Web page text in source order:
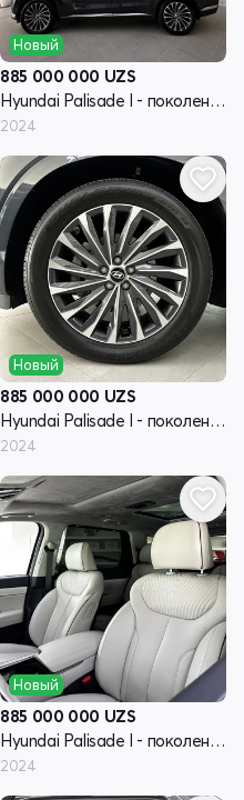
Новый
885 000 000 UZS
Hyundai Palisade I - поколение рестайлинг
2024
Новый
885 000 000 UZS
Hyundai Palisade I - поколение рестайлинг
2024
Новый
885 000 000 UZS
Hyundai Palisade I - поколение рестайлинг
2024